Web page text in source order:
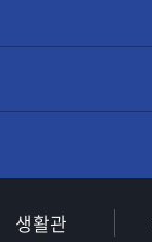
생활관